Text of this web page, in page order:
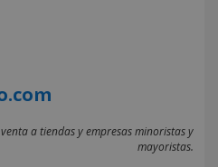
a tiendas y empresas minoristas y
mayoristas.